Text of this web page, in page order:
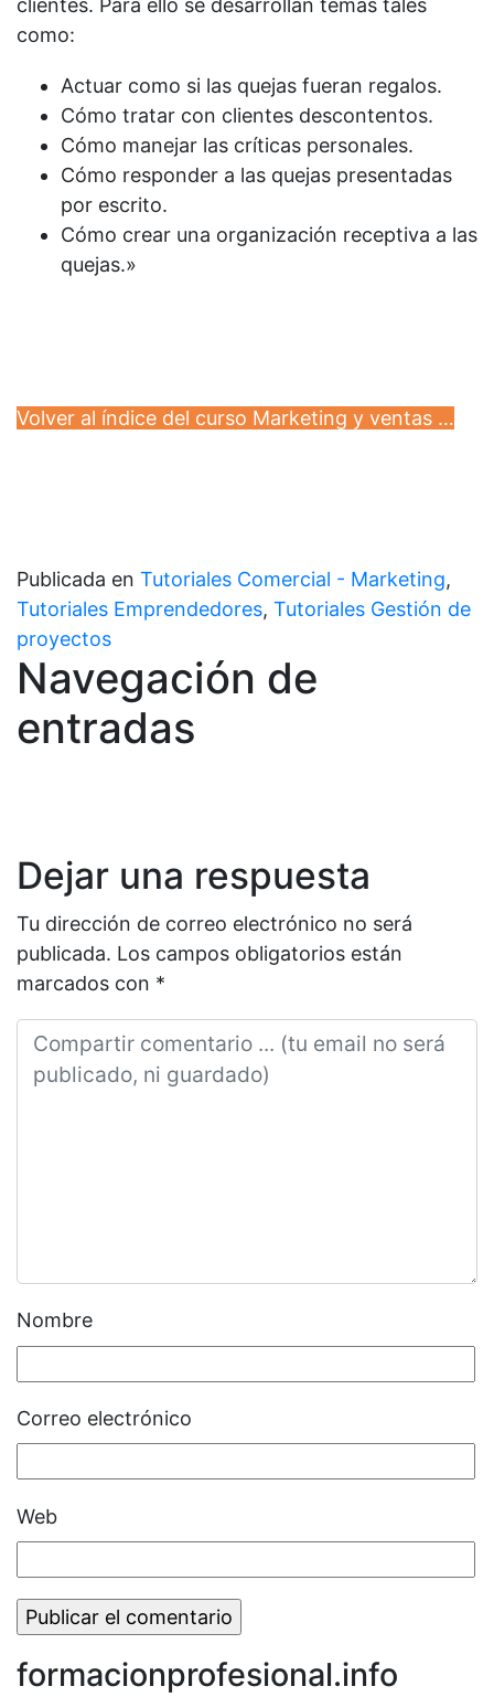
clientes. Para ello se desarrollan temas tales
como:
Actuar como si las quejas fueran regalos.
Cómo tratar con clientes descontentos.
Cómo manejar las críticas personales.
Cómo responder a las quejas presentadas
por escrito.
Cómo crear una organización receptiva a las
quejas.»
Volver al índice del curso Marketing y ventas …
Publicada en Tutoriales Comercial - Marketing,
Tutoriales Emprendedores, Tutoriales Gestión de
proyectos
Navegación de
entradas
Dejar una respuesta
Tu dirección de correo electrónico no será
publicada. Los campos obligatorios están
marcados con *
Nombre
Correo electrónico
Web
formacionprofesional.info